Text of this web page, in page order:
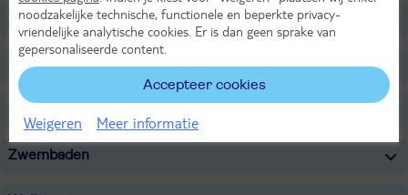
Ligging
Faciliteiten
Zwembaden
noodzakelijke technische, functionele en beperkte privacy-
vriendelijke analytische cookies. Er is dan geen sprake van
gepersonaliseerde content.
Accepteer cookies
Weigeren Meer informatie